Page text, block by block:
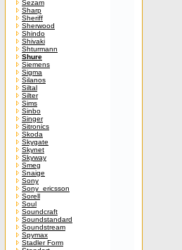
Sezam
Sharp
Sheriff
Sherwood
Shindo
Shivaki
Shturmann
Shure
Siemens
Sigma
Silanos
Siltal
Silter
Sims
Sinbo
Singer
Sitronics
Skoda
Skygate
Skynet
Skyway
Smeg
Snaige
Sony
Sony_ericsson
Sorell
Soul
Soundcraft
Soundstandard
Soundstream
Spymax
Stadler Form